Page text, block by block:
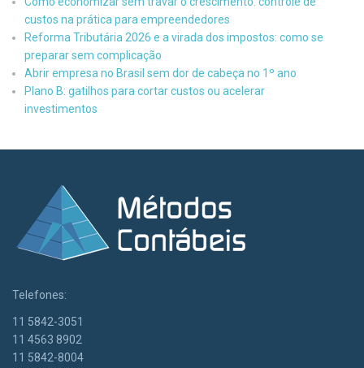
custos na prática para empreendedores
Reforma Tributária 2026 e a virada dos impostos: como se
preparar sem complicação
Abrir empresa no Brasil sem dor de cabeça no 1º ano
Plano B: gatilhos para cortar custos ou acelerar
investimentos
Telefones:
11 5842-3051
11 4563 8902
11 5842-8004